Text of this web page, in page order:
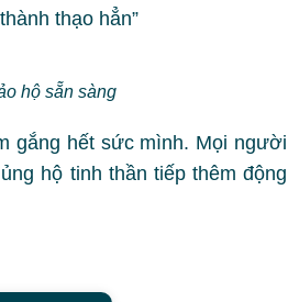
thạo hẳn”
hộ sẵn sàng
gắng hết sức mình. Mọi người
hộ tinh thần tiếp thêm động